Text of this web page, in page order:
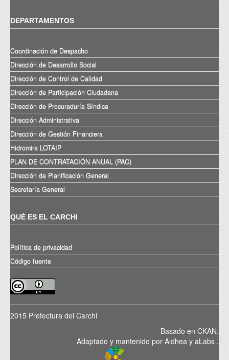
DEPARTAMENTOS
Coordinación de Despacho
Dirección de Desarrollo Social
Dirección de Control de Calidad
Dirección de Participación Ciudadana
Dirección de Procuraduría Síndica
Dirección Administrativa
Dirección de Gestión Financiera
Hidromira LOTAIP
PLAN DE CONTRATACIÓN ANUAL (PAC)
Dirección de Planificación General
Secretaría General
QUÉ ES EL CARCHI
Política de privacidad
Código fuente
2015 Prefectura del Carchi
Basado en CKAN.
Adaptado y mantenido por Aldhea y aLabs .